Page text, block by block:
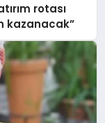
rotası
kazanacak”